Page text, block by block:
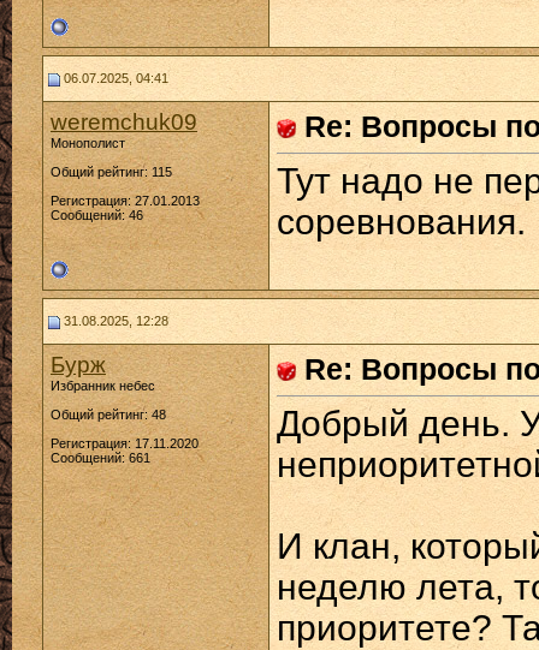
06.07.2025, 04:41
weremchuk09
Монополист
Общий рейтинг: 115
Регистрация: 27.01.2013
Сообщений: 46
Re: Вопросы
Тут надо не
соревнования.
31.08.2025, 12:28
Бурж
Избранник небес
Общий рейтинг: 48
Регистрация: 17.11.2020
Сообщений: 661
Re: Вопросы
Добрый день.
И клан,
неделю лета,
приоритете?